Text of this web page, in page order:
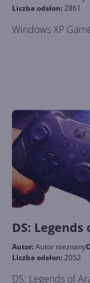
Liczba odsłon:2861
Windows XP
DS:
Autor:Autor nieznany
Liczba odsłon:2052
DS: Legends of